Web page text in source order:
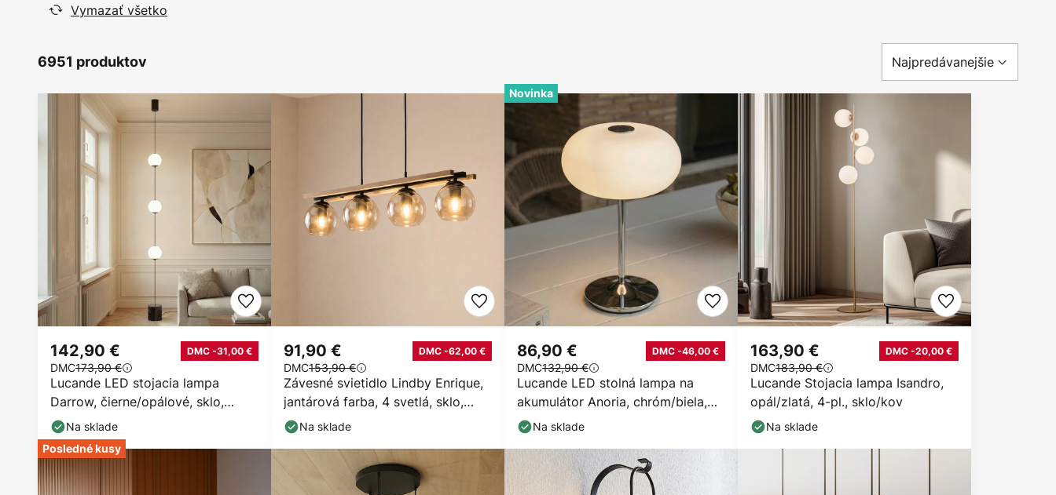
Vymazať všetko
6951 produktov
Lucande LED stojacia lampa
Darrow, čierne/opálové, sklo,
stmievateľné
142,90 € DMC -31,00 €
DMC173,90 €
Na sklade
Závesné svietidlo Lindby Enrique,
jantárová farba, 4 svetlá, sklo,
drevo, E27
91,90 € DMC -62,00 €
DMC153,90 €
Na sklade
Novinka
Lucande LED stolná lampa na
akumulátor Anoria, chróm/biela,
sklo, IP44, USB
86,90 € DMC -46,00 €
DMC132,90 €
Na sklade
Lucande Stojacia lampa Isandro,
opál/zlatá, 4-pl., sklo/kov
163,90 € DMC -20,00 €
DMC183,90 €
Na sklade
Posledné kusy